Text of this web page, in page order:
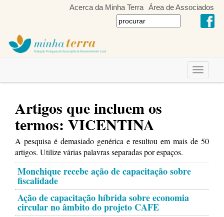
Acerca da Minha Terra Área de Associados
Toggle
Artigos que incluem os
termos: VICENTINA
A pesquisa é demasiado genérica e resultou em mais de 50
artigos. Utilize várias palavras separadas por espaços.
Monchique recebe ação de capacitação sobre
fiscalidade
Ação de capacitação híbrida sobre economia
circular no âmbito do projeto CAFE